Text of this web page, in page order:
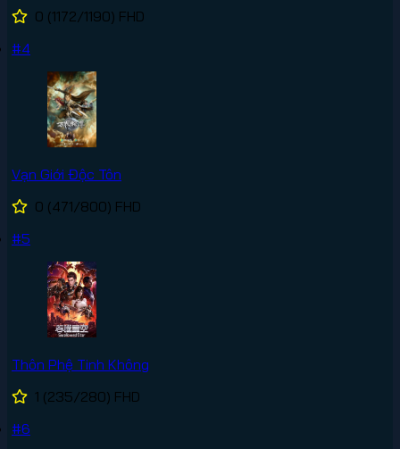
0 (1172/1190) FHD
#4
Vạn Giới Độc Tôn
0 (471/800) FHD
#5
Thôn Phệ Tinh Không
1 (235/280) FHD
#6